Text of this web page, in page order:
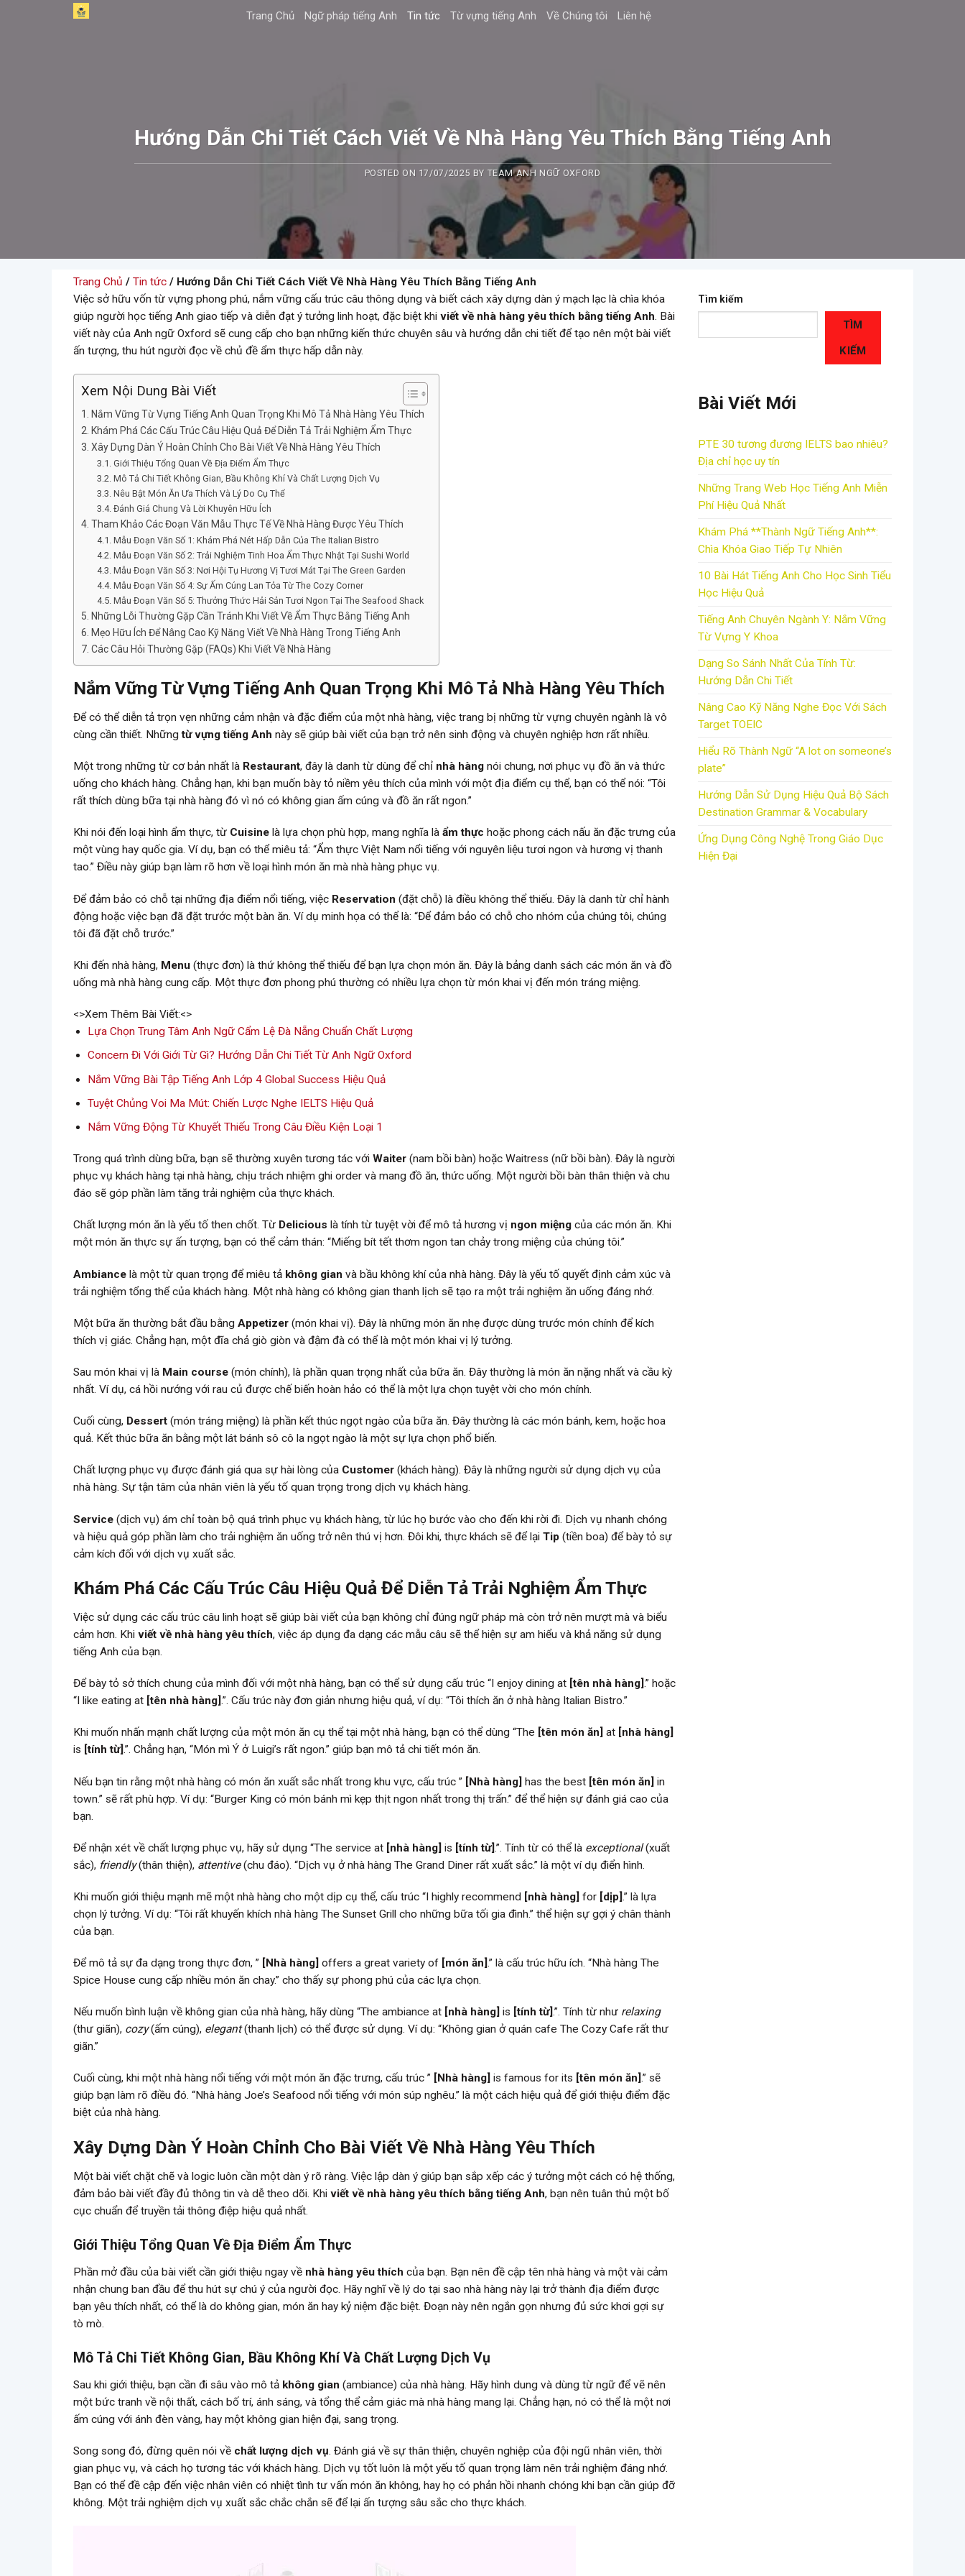
Trang Chủ Ngữ pháp tiếng Anh Tin tức Từ vựng tiếng Anh Về Chúng tôi Liên hệ
Hướng Dẫn Chi Tiết Cách Viết Về Nhà Hàng Yêu Thích Bằng Tiếng Anh
POSTED ON 17/07/2025 BY TEAM ANH NGỮ OXFORD
Trang Chủ / Tin tức / Hướng Dẫn Chi Tiết Cách Viết Về Nhà Hàng Yêu Thích Bằng Tiếng Anh
Việc sở hữu vốn từ vựng phong phú, nắm vững cấu trúc câu thông dụng và biết cách xây dựng dàn ý mạch lạc là chìa khóa
giúp người học tiếng Anh giao tiếp và diễn đạt ý tưởng linh hoạt, đặc biệt khi viết về nhà hàng yêu thích bằng tiếng Anh. Bài
viết này của Anh ngữ Oxford sẽ cung cấp cho bạn những kiến thức chuyên sâu và hướng dẫn chi tiết để tạo nên một bài viết
ấn tượng, thu hút người đọc về chủ đề ẩm thực hấp dẫn này.
Xem Nội Dung Bài Viết
Nắm Vững Từ Vựng Tiếng Anh Quan Trọng Khi Mô Tả Nhà Hàng Yêu Thích
Khám Phá Các Cấu Trúc Câu Hiệu Quả Để Diễn Tả Trải Nghiệm Ẩm Thực
Xây Dựng Dàn Ý Hoàn Chỉnh Cho Bài Viết Về Nhà Hàng Yêu Thích
Giới Thiệu Tổng Quan Về Địa Điểm Ẩm Thực
Mô Tả Chi Tiết Không Gian, Bầu Không Khí Và Chất Lượng Dịch Vụ
Nêu Bật Món Ăn Ưa Thích Và Lý Do Cụ Thể
Đánh Giá Chung Và Lời Khuyên Hữu Ích
Tham Khảo Các Đoạn Văn Mẫu Thực Tế Về Nhà Hàng Được Yêu Thích
Mẫu Đoạn Văn Số 1: Khám Phá Nét Hấp Dẫn Của The Italian Bistro
Mẫu Đoạn Văn Số 2: Trải Nghiệm Tinh Hoa Ẩm Thực Nhật Tại Sushi World
Mẫu Đoạn Văn Số 3: Nơi Hội Tụ Hương Vị Tươi Mát Tại The Green Garden
Mẫu Đoạn Văn Số 4: Sự Ấm Cúng Lan Tỏa Từ The Cozy Corner
Mẫu Đoạn Văn Số 5: Thưởng Thức Hải Sản Tươi Ngon Tại The Seafood Shack
Những Lỗi Thường Gặp Cần Tránh Khi Viết Về Ẩm Thực Bằng Tiếng Anh
Mẹo Hữu Ích Để Nâng Cao Kỹ Năng Viết Về Nhà Hàng Trong Tiếng Anh
Các Câu Hỏi Thường Gặp (FAQs) Khi Viết Về Nhà Hàng
Nắm Vững Từ Vựng Tiếng Anh Quan Trọng Khi Mô Tả Nhà Hàng Yêu Thích
Để có thể diễn tả trọn vẹn những cảm nhận và đặc điểm của một nhà hàng, việc trang bị những từ vựng chuyên ngành là vô
cùng cần thiết. Nhữngtừ vựng tiếng Anh này sẽ giúp bài viết của bạn trở nên sinh động và chuyên nghiệp hơn rất nhiều.
Một trong những từ cơ bản nhất là Restaurant, đây là danh từ dùng để chỉ nhà hàng nói chung, nơi phục vụ đồ ăn và thức
uống cho khách hàng. Chẳng hạn, khi bạn muốn bày tỏ niềm yêu thích của mình với một địa điểm cụ thể, bạn có thể nói: “Tôi
rất thích dùng bữa tại nhà hàng đó vì nó có không gian ấm cúng và đồ ăn rất ngon.”
Khi nói đến loại hình ẩm thực, từ Cuisine là lựa chọn phù hợp, mang nghĩa là ẩm thực hoặc phong cách nấu ăn đặc trưng của
một vùng hay quốc gia. Ví dụ, bạn có thể miêu tả: “Ẩm thực Việt Nam nổi tiếng với nguyên liệu tươi ngon và hương vị thanh
tao.” Điều này giúp bạn làm rõ hơn về loại hình món ăn mà nhà hàng phục vụ.
Để đảm bảo có chỗ tại những địa điểm nổi tiếng, việc Reservation (đặt chỗ) là điều không thể thiếu. Đây là danh từ chỉ hành
động hoặc việc bạn đã đặt trước một bàn ăn. Ví dụ minh họa có thể là: “Để đảm bảo có chỗ cho nhóm của chúng tôi, chúng
tôi đã đặt chỗ trước.”
Khi đến nhà hàng, Menu (thực đơn) là thứ không thể thiếu để bạn lựa chọn món ăn. Đây là bảng danh sách các món ăn và đồ
uống mà nhà hàng cung cấp. Một thực đơn phong phú thường có nhiều lựa chọn từ món khai vị đến món tráng miệng.
<>Xem Thêm Bài Viết:<>
Lựa Chọn Trung Tâm Anh Ngữ Cẩm Lệ Đà Nẵng Chuẩn Chất Lượng
Concern Đi Với Giới Từ Gì? Hướng Dẫn Chi Tiết Từ Anh Ngữ Oxford
Nắm Vững Bài Tập Tiếng Anh Lớp 4 Global Success Hiệu Quả
Tuyệt Chủng Voi Ma Mút: Chiến Lược Nghe IELTS Hiệu Quả
Nắm Vững Động Từ Khuyết Thiếu Trong Câu Điều Kiện Loại 1
Trong quá trình dùng bữa, bạn sẽ thường xuyên tương tác với Waiter (nam bồi bàn) hoặc Waitress (nữ bồi bàn). Đây là người
phục vụ khách hàng tại nhà hàng, chịu trách nhiệm ghi order và mang đồ ăn, thức uống. Một người bồi bàn thân thiện và chu
đáo sẽ góp phần làm tăng trải nghiệm của thực khách.
Chất lượng món ăn là yếu tố then chốt. Từ Delicious là tính từ tuyệt vời để mô tả hương vị ngon miệng của các món ăn. Khi
một món ăn thực sự ấn tượng, bạn có thể cảm thán: “Miếng bít tết thơm ngon tan chảy trong miệng của chúng tôi.”
Ambiance là một từ quan trọng để miêu tả không gian và bầu không khí của nhà hàng. Đây là yếu tố quyết định cảm xúc và
trải nghiệm tổng thể của khách hàng. Một nhà hàng có không gian thanh lịch sẽ tạo ra một trải nghiệm ăn uống đáng nhớ.
Một bữa ăn thường bắt đầu bằng Appetizer (món khai vị). Đây là những món ăn nhẹ được dùng trước món chính để kích
thích vị giác. Chẳng hạn, một đĩa chả giò giòn và đậm đà có thể là một món khai vị lý tưởng.
Sau món khai vị là Main course (món chính), là phần quan trọng nhất của bữa ăn. Đây thường là món ăn nặng nhất và cầu kỳ
nhất. Ví dụ, cá hồi nướng với rau củ được chế biến hoàn hảo có thể là một lựa chọn tuyệt vời cho món chính.
Cuối cùng, Dessert (món tráng miệng) là phần kết thúc ngọt ngào của bữa ăn. Đây thường là các món bánh, kem, hoặc hoa
quả. Kết thúc bữa ăn bằng một lát bánh sô cô la ngọt ngào là một sự lựa chọn phổ biến.
Chất lượng phục vụ được đánh giá qua sự hài lòng của Customer (khách hàng). Đây là những người sử dụng dịch vụ của
nhà hàng. Sự tận tâm của nhân viên là yếu tố quan trọng trong dịch vụ khách hàng.
Service (dịch vụ) ám chỉ toàn bộ quá trình phục vụ khách hàng, từ lúc họ bước vào cho đến khi rời đi. Dịch vụ nhanh chóng
và hiệu quả góp phần làm cho trải nghiệm ăn uống trở nên thú vị hơn. Đôi khi, thực khách sẽ để lại Tip (tiền boa) để bày tỏ sự
cảm kích đối với dịch vụ xuất sắc.
Khám Phá Các Cấu Trúc Câu Hiệu Quả Để Diễn Tả Trải Nghiệm Ẩm Thực
Việc sử dụng các cấu trúc câu linh hoạt sẽ giúp bài viết của bạn không chỉ đúng ngữ pháp mà còn trở nên mượt mà và biểu
cảm hơn. Khi viết về nhà hàng yêu thích, việc áp dụng đa dạng các mẫu câu sẽ thể hiện sự am hiểu và khả năng sử dụng
tiếng Anh của bạn.
Để bày tỏ sở thích chung của mình đối với một nhà hàng, bạn có thể sử dụng cấu trúc “I enjoy dining at [tên nhà hàng].” hoặc
“I like eating at [tên nhà hàng].”. Cấu trúc này đơn giản nhưng hiệu quả, ví dụ: “Tôi thích ăn ở nhà hàng Italian Bistro.”
Khi muốn nhấn mạnh chất lượng của một món ăn cụ thể tại một nhà hàng, bạn có thể dùng “The [tên món ăn] at [nhà hàng]
is [tính từ] .”. Chẳng hạn, “Món mì Ý ở Luigi’s rất ngon.” giúp bạn mô tả chi tiết món ăn.
Nếu bạn tin rằng một nhà hàng có món ăn xuất sắc nhất trong khu vực, cấu trúc ” [Nhà hàng] has the best [tên món ăn] in
town.” sẽ rất phù hợp. Ví dụ: “Burger King có món bánh mì kẹp thịt ngon nhất trong thị trấn.” để thể hiện sự đánh giá cao của
bạn.
Để nhận xét về chất lượng phục vụ, hãy sử dụng “The service at [nhà hàng] is [tính từ].”. Tính từ có thể là exceptional(xuất
sắc), friendly(thân thiện), attentive(chu đáo). “Dịch vụ ở nhà hàng The Grand Diner rất xuất sắc.” là một ví dụ điển hình.
Khi muốn giới thiệu mạnh mẽ một nhà hàng cho một dịp cụ thể, cấu trúc “I highly recommend [nhà hàng] for [dịp].” là lựa
chọn lý tưởng. Ví dụ: “Tôi rất khuyến khích nhà hàng The Sunset Grill cho những bữa tối gia đình.” thể hiện sự gợi ý chân thành
của bạn.
Để mô tả sự đa dạng trong thực đơn, ” [Nhà hàng] offers a great variety of [món ăn].” là cấu trúc hữu ích. “Nhà hàng The
Spice House cung cấp nhiều món ăn chay.” cho thấy sự phong phú của các lựa chọn.
Nếu muốn bình luận về không gian của nhà hàng, hãy dùng “The ambiance at [nhà hàng] is [tính từ].”. Tính từ như relaxing
(thư giãn), cozy(ấm cúng), elegant(thanh lịch) có thể được sử dụng. Ví dụ: “Không gian ở quán cafe The Cozy Cafe rất thư
giãn.”
Cuối cùng, khi một nhà hàng nổi tiếng với một món ăn đặc trưng, cấu trúc ” [Nhà hàng] is famous for its [tên món ăn] .” sẽ
giúp bạn làm rõ điều đó. “Nhà hàng Joe’s Seafood nổi tiếng với món súp nghêu.” là một cách hiệu quả để giới thiệu điểm đặc
biệt của nhà hàng.
Xây Dựng Dàn Ý Hoàn Chỉnh Cho Bài Viết Về Nhà Hàng Yêu Thích
Một bài viết chặt chẽ và logic luôn cần một dàn ý rõ ràng. Việc lập dàn ý giúp bạn sắp xếp các ý tưởng một cách có hệ thống,
đảm bảo bài viết đầy đủ thông tin và dễ theo dõi. Khi viết về nhà hàng yêu thích bằng tiếng Anh, bạn nên tuân thủ một bố
cục chuẩn để truyền tải thông điệp hiệu quả nhất.
Giới Thiệu Tổng Quan Về Địa Điểm Ẩm Thực
Phần mở đầu của bài viết cần giới thiệu ngay về nhà hàng yêu thích của bạn. Bạn nên đề cập tên nhà hàng và một vài cảm
nhận chung ban đầu để thu hút sự chú ý của người đọc. Hãy nghĩ về lý do tại sao nhà hàng này lại trở thành địa điểm được
bạn yêu thích nhất, có thể là do không gian, món ăn hay kỷ niệm đặc biệt. Đoạn này nên ngắn gọn nhưng đủ sức khơi gợi sự
tò mò.
Mô Tả Chi Tiết Không Gian, Bầu Không Khí Và Chất Lượng Dịch Vụ
Sau khi giới thiệu, bạn cần đi sâu vào mô tả không gian (ambiance) của nhà hàng. Hãy hình dung và dùng từ ngữ để vẽ nên
một bức tranh về nội thất, cách bố trí, ánh sáng, và tổng thể cảm giác mà nhà hàng mang lại. Chẳng hạn, nó có thể là một nơi
ấm cúng với ánh đèn vàng, hay một không gian hiện đại, sang trọng.
Song song đó, đừng quên nói về chất lượng dịch vụ. Đánh giá về sự thân thiện, chuyên nghiệp của đội ngũ nhân viên, thời
gian phục vụ, và cách họ tương tác với khách hàng. Dịch vụ tốt luôn là một yếu tố quan trọng làm nên trải nghiệm đáng nhớ.
Bạn có thể đề cập đến việc nhân viên có nhiệt tình tư vấn món ăn không, hay họ có phản hồi nhanh chóng khi bạn cần giúp đỡ
không. Một trải nghiệm dịch vụ xuất sắc chắc chắn sẽ để lại ấn tượng sâu sắc cho thực khách.
Tìm kiếm
TÌM
KIẾM
Bài Viết Mới
PTE 30 tương đương IELTS bao nhiêu?
Địa chỉ học uy tín
Những Trang Web Học Tiếng Anh Miễn
Phí Hiệu Quả Nhất
Khám Phá **Thành Ngữ Tiếng Anh**:
Chìa Khóa Giao Tiếp Tự Nhiên
10 Bài Hát Tiếng Anh Cho Học Sinh Tiểu
Học Hiệu Quả
Tiếng Anh Chuyên Ngành Y: Nắm Vững
Từ Vựng Y Khoa
Dạng So Sánh Nhất Của Tính Từ:
Hướng Dẫn Chi Tiết
Nâng Cao Kỹ Năng Nghe Đọc Với Sách
Target TOEIC
Hiểu Rõ Thành Ngữ “A lot on someone’s
plate”
Hướng Dẫn Sử Dụng Hiệu Quả Bộ Sách
Destination Grammar & Vocabulary
Ứng Dụng Công Nghệ Trong Giáo Dục
Hiện Đại